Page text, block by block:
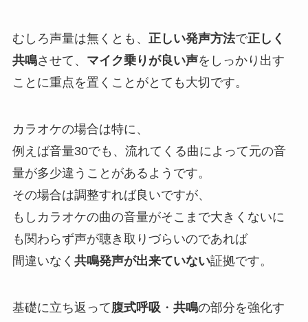
むしろ声量は無くとも、 正しい発声方法で正しく
共鳴させて、 マイク乗りが良い声をしっかり出す
ことに重点を置くことがとても大切です。
カラオケの場合は特に、
例えば音量30でも、流れてくる曲によって元の音
量が多少違うことがあるようです。
その場合は調整すれば良いですが、
もしカラオケの曲の音量がそこまで大きくないに
も関わらず声が聴き取りづらいのであれば
間違いなく 共鳴発声が出来ていない証拠です。
基礎に立ち返って腹式呼吸 ・ 共鳴の部分を強化す